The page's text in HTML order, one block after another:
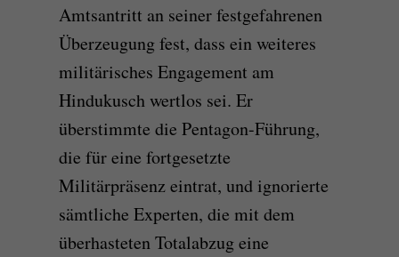
Amtsantritt an seiner festgefahrenen
Überzeugung fest, dass ein weiteres
militärisches Engagement am
Hindukusch wertlos sei. Er
überstimmte die Pentagon-Führung,
die für eine fortgesetzte
Militärpräsenz eintrat, und ignorierte
sämtliche Experten, die mit dem
überhasteten Totalabzug eine